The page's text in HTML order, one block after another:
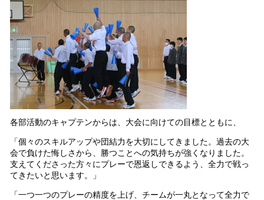
各部活動のキャプテンからは、大会に向けての目標とともに、
「個々のスキルアップや団結力を大切にしてきました。過去の大
会で負けた悔しさから、勝つことへの気持ちが強くなりました。
支えてくださった方々にプレーで恩返しできるよう、全力で戦っ
てきたいと思います。」
「一つ一つのプレーの精度を上げ、チームが一丸となって全力で